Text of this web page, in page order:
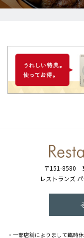
〒151-8580
レストランズ
・一部店舗によりまして臨時